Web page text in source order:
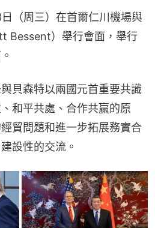
（周三）在首爾仁川機場與
Bessent）舉行會面，舉行
貝森特以兩國元首重要共識
和平共處、合作共贏的原
貿問題和進一步拓展務實合
設性的交流。